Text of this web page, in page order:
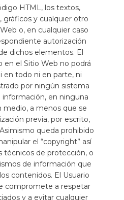
HTML, los textos,
gráficos y cualquier otro
o, en cualquier caso
autorización
dichos elementos. El
en el Sitio Web no podrá
en todo ni en parte, ni
por ningún sistema
información, en ninguna
a menos que se
previa, por escrito,
queda prohibido
el “copyright” así
técnicos de protección, o
de información que
contenidos. El Usuario
compromete a respetar
y a evitar cualquier